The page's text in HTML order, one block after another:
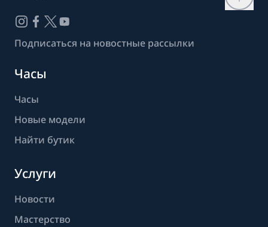
Подписаться на новостные рассылки
Часы
Часы
Новые модели
Найти бутик
Услуги
Новости
Мастерство